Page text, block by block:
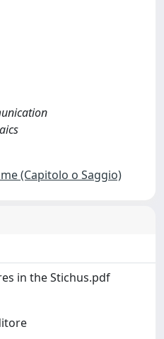
(Capitolo o Saggio)
in the Stichus.pdf